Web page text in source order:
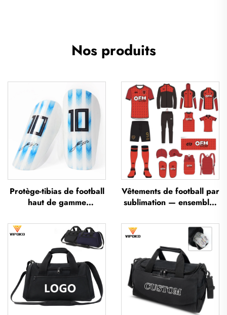
Nos produits
Protège-tibias de football
haut de gamme
tibias pour football,
protections pour les
jambes, protège-tibias
pour football et soccer
Vêtements de football par
sublimation — ensembles
pour entraînement
masculin, sportswear de
football personnalisé,
uniforme d'équipe de
football